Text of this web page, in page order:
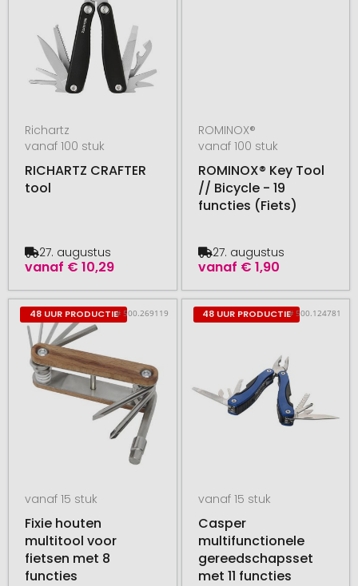
Richartz
vanaf 100 stuk
RICHARTZ CRAFTER
tool
vanaf € 10,29
27. augustus
ROMINOX®
vanaf 100 stuk
ROMINOX® Key Tool
// Bicycle - 19
functies (Fiets)
vanaf € 1,90
27. augustus
48 UUR PRODUCTIE# 500.269119
vanaf 15 stuk
Fixie houten
multitool voor
fietsen met 8
functies
48 UUR PRODUCTIE# 500.124781
vanaf 15 stuk
Casper
multifunctionele
gereedschapsset
met 11 functies